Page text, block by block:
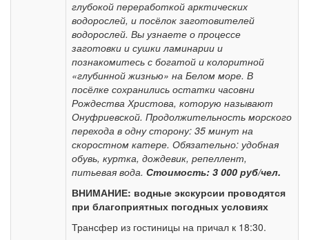
глубокой переработкой арктических
водорослей, и посёлок заготовителей
водорослей. Вы узнаете о процессе
заготовки и сушки ламинарии и
познакомитесь с богатой и колоритной
«глубинной жизнью» на Белом море. В
посёлке сохранились остатки часовни
Рождества Христова, которую называют
Онуфриевской. Продолжительность морского
перехода в одну сторону: 35 минут на
скоростном катере. Обязательно: удобная
обувь, куртка, дождевик, репеллент,
питьевая вода. Стоимость: 3 000 руб/чел.
ВНИМАНИЕ: водные экскурсии проводятся
при благоприятных погодных условиях
Трансфер из гостиницы на причал к 18:30.